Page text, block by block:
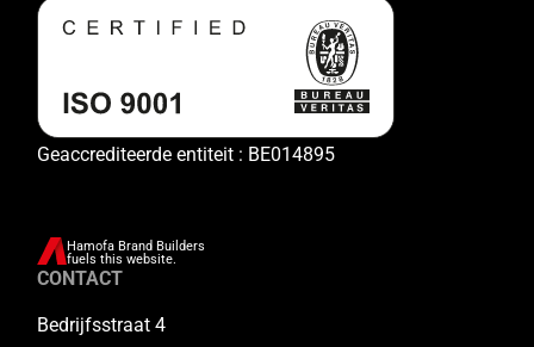
Geaccrediteerde entiteit : BE014895
Hamofa Brand Builders
fuels this website.
CONTACT
Bedrijfsstraat 4